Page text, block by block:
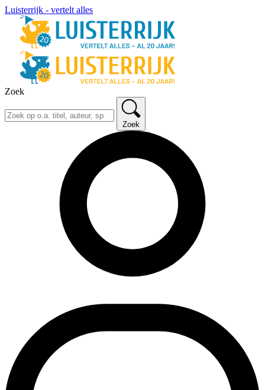
Luisterrijk - vertelt alles
Zoek
Zoek